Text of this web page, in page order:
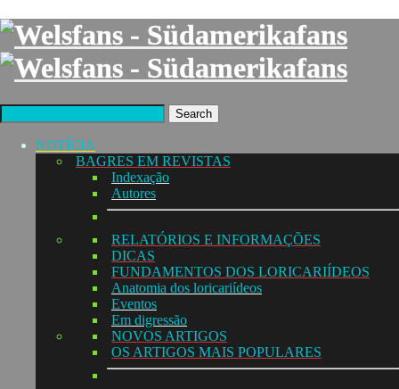
Search
NOTÍCIA
BAGRES EM REVISTAS
Indexação
Autores
RELATÓRIOS E INFORMAÇÕES
DICAS
FUNDAMENTOS DOS LORICARIÍDEOS
Anatomia dos loricariídeos
Eventos
Em digressão
NOVOS ARTIGOS
OS ARTIGOS MAIS POPULARES